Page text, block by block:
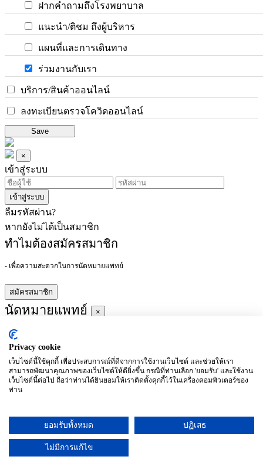
ฝากคำถามถึงโรงพยาบาล
แนะนำ/ติชม ถึงผู้บริหาร
แผนที่และการเดินทาง
ร่วมงานกับเรา
บริการ/สินค้าออนไลน์
ลงทะเบียนตรวจโควิดออนไลน์
Save
×
เข้าสู่ระบบ
เข้าสู่ระบบ
ลืมรหัสผ่าน?
หากยังไม่ได้เป็นสมาชิก
ทำไมต้องสมัครสมาชิก
- เพื่อความสะดวกในการนัดหมายแพทย์
สมัครสมาชิก
นัดหมายแพทย์ ×
ผู้ชำนาญการ
ประจำ :
อาทิตย์
จันทร์
(27/09)
อังคาร
(28/09)
พุธ
พฤหัสบดี
ศุกร์
เสาร์
Privacy cookie
เว็บไซต์นี้ใช้คุกกี้ เพื่อประสบการณ์ที่ดีจากการใช้งานเว็บไซต์ และช่วยให้เรา
สามารถพัฒนาคุณภาพของเว็บไซต์ให้ดียิ่งขึ้น กรณีที่ท่านเลือก 'ยอมรับ' และใช้งาน
เว็บไซต์นี้ต่อไป ถือว่าท่านได้ยินยอมให้เราติดตั้งคุกกี้ไว้ในเครื่องคอมพิวเตอร์ของ
ท่าน
ยอมรับทั้งหมด ปฏิเสธ
ไม่มีการแก้ไข